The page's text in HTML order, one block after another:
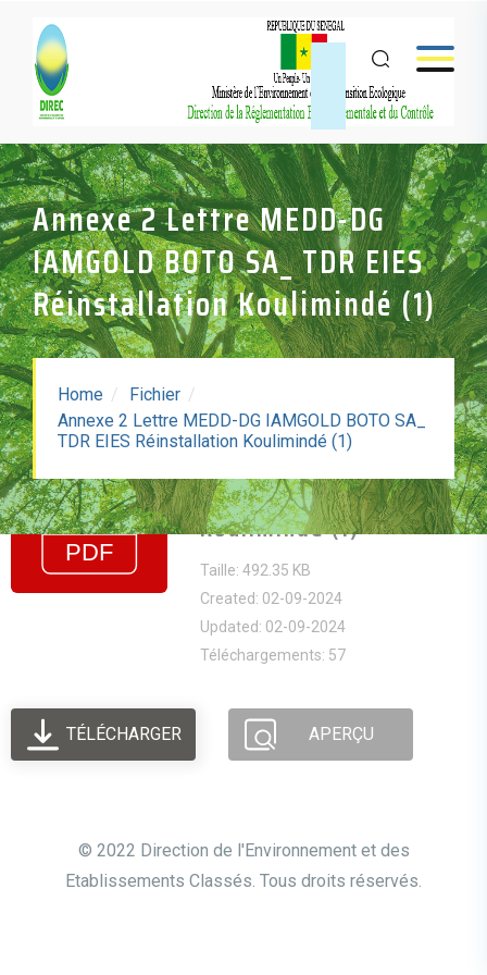
Annexe 2 Lettre MEDD-DG
IAMGOLD BOTO SA_ TDR EIES
Réinstallation Koulimindé (1)
Home
Fichier
Annexe 2 Lettre MEDD-DG IAMGOLD BOTO SA_
TDR EIES Réinstallation Koulimindé (1)
Annexe 2 Lettre MEDD-
DG IAMGOLD BOTO SA_
TDR EIES Réinstallation
Koulimindé (1)
Taille: 492.35 KB
Created: 02-09-2024
Updated: 02-09-2024
Téléchargements: 57
TÉLÉCHARGER APERÇU
© 2022 Direction de l'Environnement et des
Etablissements Classés. Tous droits réservés.